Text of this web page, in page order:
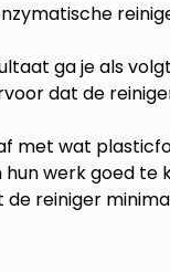
ga je als
dat de
met wat
werk goed te
de reiniger